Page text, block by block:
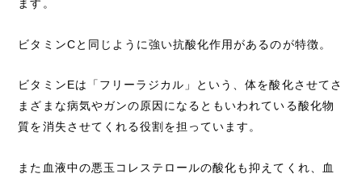
ます。
ビタミンCと同じように強い抗酸化作用があるのが特徴。
ビタミンEは「フリーラジカル」という、体を酸化させてさ
まざまな病気やガンの原因になるともいわれている酸化物
質を消失させてくれる役割を担っています。
また血液中の悪玉コレステロールの酸化も抑えてくれ、血